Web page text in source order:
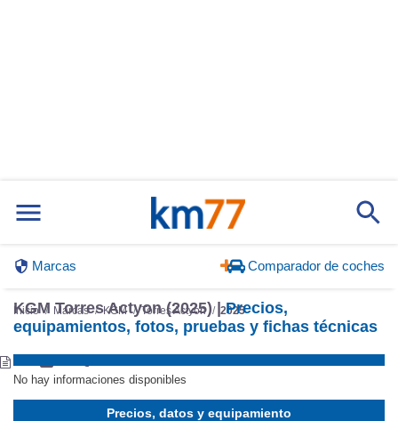
Marcas Comparador de coches
Inicio Marcas KGM Torres Actyon 2025
KGM Torres Actyon (2025) |Precios,
equipamientos, fotos, pruebas y fichas técnicas
Precios, datos y equipamiento
No hay informaciones disponibles